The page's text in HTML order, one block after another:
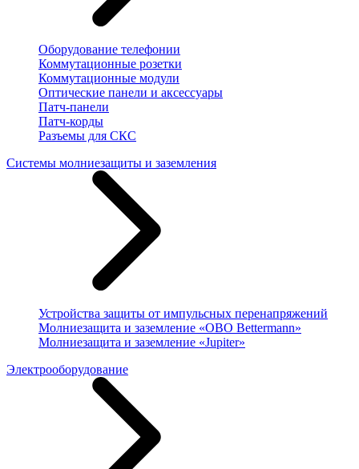
Оборудование телефонии
Коммутационные розетки
Коммутационные модули
Оптические панели и аксессуары
Патч-панели
Патч-корды
Разъемы для СКС
Системы молниезащиты и заземления
Устройства защиты от импульсных перенапряжений
Молниезащита и заземление «OBO Bettermann»
Молниезащита и заземление «Jupiter»
Электрооборудование